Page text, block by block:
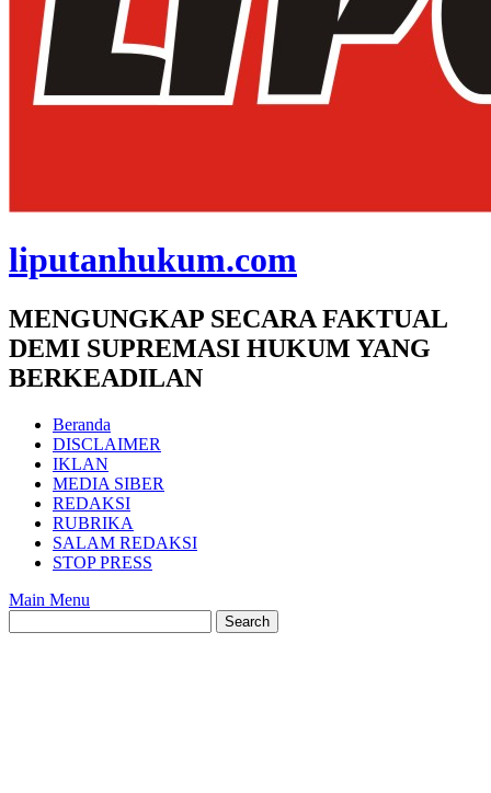
liputanhukum.com
MENGUNGKAP SECARA FAKTUAL
DEMI SUPREMASI HUKUM YANG
BERKEADILAN
Beranda
DISCLAIMER
IKLAN
MEDIA SIBER
REDAKSI
RUBRIKA
SALAM REDAKSI
STOP PRESS
Main Menu